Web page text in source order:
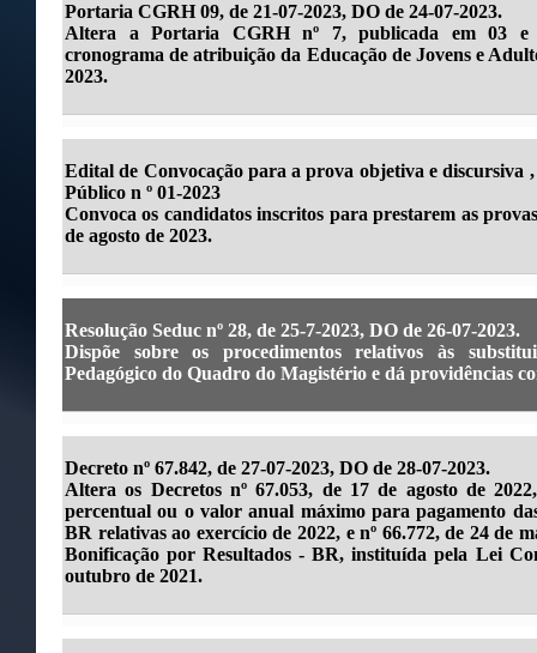
Portaria CGRH 09, de 21-07-2023, DO de 24-07-2023.
Altera a Portaria CGRH nº 7, publicada em 03 e
cronograma de atribuição da Educação de Jovens e
2023.
Edital de Convocação para a prova objetiva e discursiva
Público n º 01-2023
Convoca os candidatos inscritos para prestarem as
de agosto de 2023.
Resolução Seduc nº 28, de 25-7-2023, DO de 26-07-2023.
Dispõe sobre os procedimentos relativos às
Pedagógico do Quadro do Magistério e dá providências
Decreto nº 67.842, de 27-07-2023, DO de 28-07-2023.
Altera os Decretos nº 67.053, de 17 de agosto de
percentual ou o valor anual máximo para pagamento
BR relativas ao exercício de 2022, e nº 66.772, de 24 de
Bonificação por Resultados - BR, instituída pela Lei
outubro de 2021.